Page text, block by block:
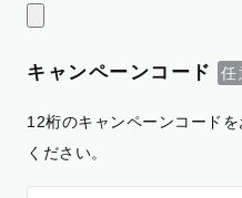
キャンペーンコード
12桁のキャンペーンコード
ください。